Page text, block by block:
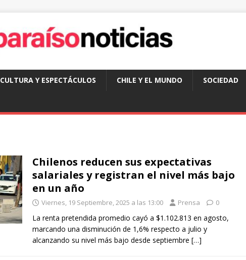
CULTURA Y ESPECTÁCULOS CHILE Y EL MUNDO SOCIEDAD
Chilenos reducen sus expectativas
salariales y registran el nivel más bajo
en un año
Viernes, 19 Septiembre, 2025 a las 13:00 Prensa 0
La renta pretendida promedio cayó a $1.102.813 en agosto,
marcando una disminución de 1,6% respecto a julio y
alcanzando su nivel más bajo desde septiembre […]